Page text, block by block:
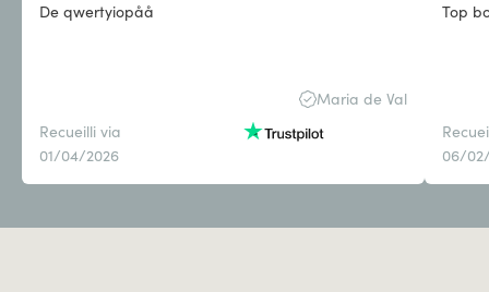
De qwertyiopåå
Maria de Val
Recueilli via
01/04/2026
Top
06/